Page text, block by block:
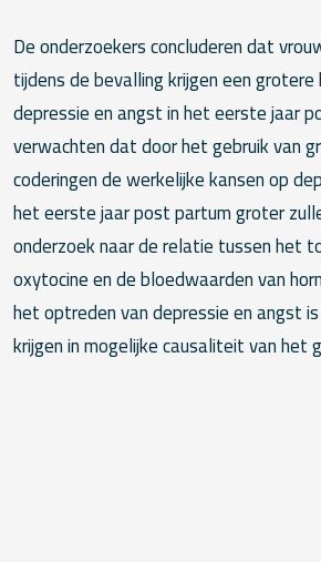
De onderzoekers concluderen dat
tijdens de bevalling krijgen een
depressie en angst in het eerste jaar
verwachten dat door het gebruik van
coderingen de werkelijke kansen op
het eerste jaar post partum groter
onderzoek naar de relatie tussen het
oxytocine en de bloedwaarden van
het optreden van depressie en angst
krijgen in mogelijke causaliteit van het